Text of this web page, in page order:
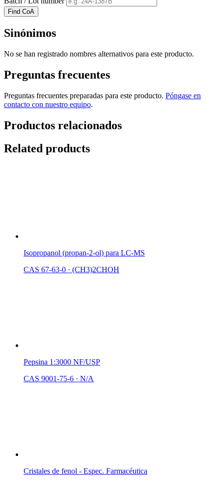
Find CoA
Sinónimos
No se han registrado nombres alternativos para este producto.
Preguntas frecuentes
Preguntas frecuentes preparadas para este producto. Póngase en
contacto con nuestro equipo.
Productos relacionados
Related products
Isopropanol (propan-2-ol) para LC-MS
CAS 67-63-0 · (CH3)2CHOH
Pepsina 1:3000 NF/USP
CAS 9001-75-6 · N/A
Cristales de fenol - Espec. Farmacéutica